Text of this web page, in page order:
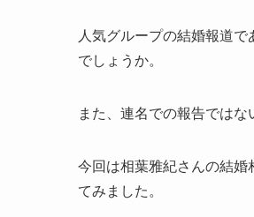
人気グループの結婚報道
でしょうか。
また、連名での報告では
今回は相葉雅紀さんの結
てみました。